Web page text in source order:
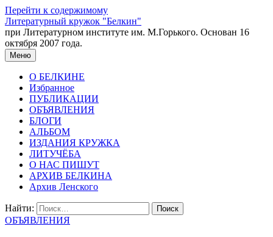
Перейти к содержимому
Литературный кружок "Белкин"
при Литературном институте им. М.Горького. Основан 16
октября 2007 года.
Меню
О БЕЛКИНЕ
Избранное
ПУБЛИКАЦИИ
ОБЪЯВЛЕНИЯ
БЛОГИ
АЛЬБОМ
ИЗДАНИЯ КРУЖКА
ЛИТУЧЁБА
О НАС ПИШУТ
АРХИВ БЕЛКИНА
Архив Ленского
Найти:
ОБЪЯВЛЕНИЯ